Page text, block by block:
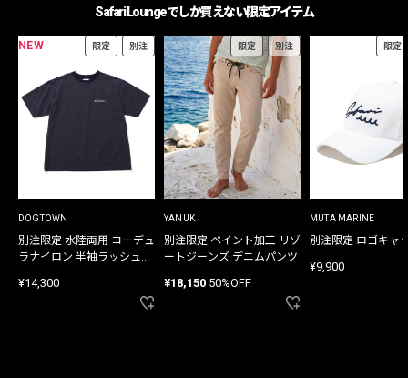
Safari Loungeでしか買えない限定アイテム
NEW 限定 別注
DOGTOWN
別注限定 水陸両用 コーデュ
ラナイロン 半袖ラッシュガ
¥14,300
限定 別注
YANUK
別注限定 ペイント加工 リゾ
ートジーンズ デニムパンツ
¥18,150 50%OFF
限定
MUTA MARINE
別注限定 ロゴキャ
¥9,900